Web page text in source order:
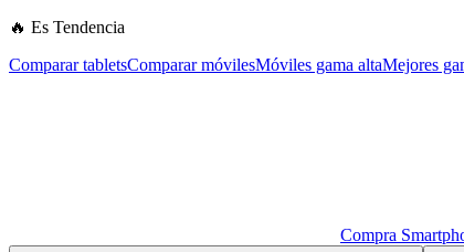
🔥 Es Tendencia
Comparar tabletsComparar móvilesMóviles gama altaMejores
Compra